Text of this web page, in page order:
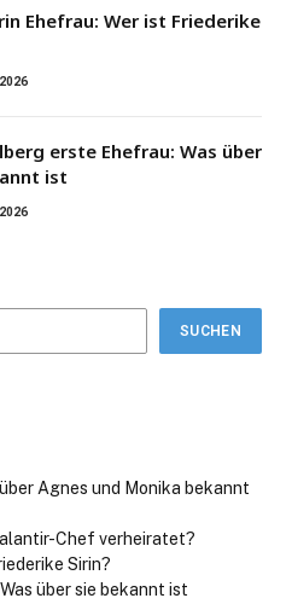
Ehefrau: Wer ist Friederike
erste Ehefrau: Was über
ist
SUCHEN
Agnes und Monika bekannt
Chef verheiratet?
Sirin?
über sie bekannt ist